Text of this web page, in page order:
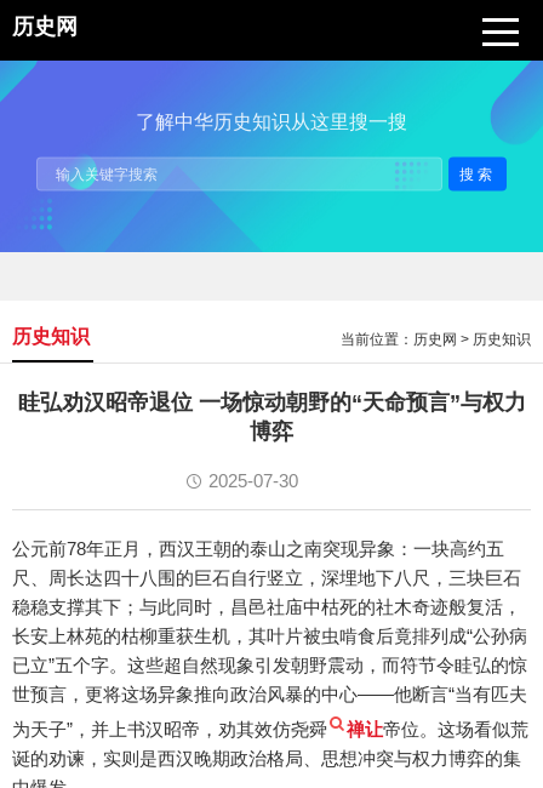
历史网
了解中华历史知识从这里搜一搜
搜索
当前位置： 历史网 > 历史知识
历史知识
眭弘劝汉昭帝退位 一场惊动朝野的“天命预言”与权力
博弈
2025-07-30
公元前78年正月，西汉王朝的泰山之南突现异象：一块高约五
尺、周长达四十八围的巨石自行竖立，深埋地下八尺，三块巨石
稳稳支撑其下；与此同时，昌邑社庙中枯死的社木奇迹般复活，
长安上林苑的枯柳重获生机，其叶片被虫啃食后竟排列成“公孙病
已立”五个字。这些超自然现象引发朝野震动，而符节令眭弘的惊
世预言，更将这场异象推向政治风暴的中心——他断言“当有匹夫
为天子”，并上书汉昭帝，劝其效仿尧舜
禅让帝位。这场看似荒
诞的劝谏，实则是西汉晚期政治格局、思想冲突与权力博弈的集